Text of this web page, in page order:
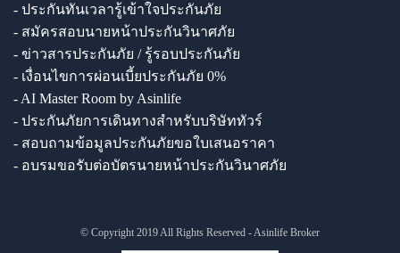
- ประกันทันเวลารู้เข้าใจประกันภัย
- สมัครสอบนายหน้าประกันวินาศภัย
- ข่าวสารประกันภัย / รู้รอบประกันภัย
- เงื่อนไขการผ่อนเบี้ยประกันภัย 0%
- AI Master Room by Asinlife
- ประกันภัยการเดินทางสำหรับบริษัททัวร์
- สอบถามข้อมูลประกันภัยขอใบเสนอราคา
- อบรมขอรับต่อบัตรนายหน้าประกันวินาศภัย
© Copyright 2019 All Rights Reserved - Asinlife Broker